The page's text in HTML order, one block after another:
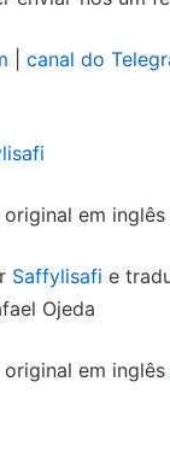
canal do
em inglês
Saffylisafi e
Ojeda
em inglês